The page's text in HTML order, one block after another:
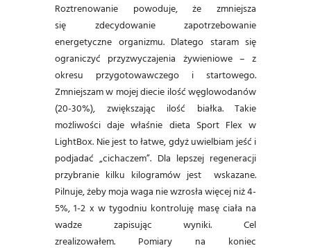
Roztrenowanie powoduje, że zmniejsza
się zdecydowanie zapotrzebowanie
energetyczne organizmu. Dlatego staram się
ograniczyć przyzwyczajenia żywieniowe – z
okresu przygotowawczego i startowego.
Zmniejszam w mojej diecie ilość węglowodanów
(20-30%), zwiększając ilość białka. Takie
możliwości daje właśnie dieta Sport Flex w
LightBox. Nie jest to łatwe, gdyż uwielbiam jeść i
podjadać „cichaczem”. Dla lepszej regeneracji
przybranie kilku kilogramów jest wskazane.
Pilnuje, żeby moja waga nie wzrosła więcej niż 4-
5%, 1-2 x w tygodniu kontroluję masę ciała na
wadze zapisując wyniki. Cel
zrealizowałem. Pomiary na koniec